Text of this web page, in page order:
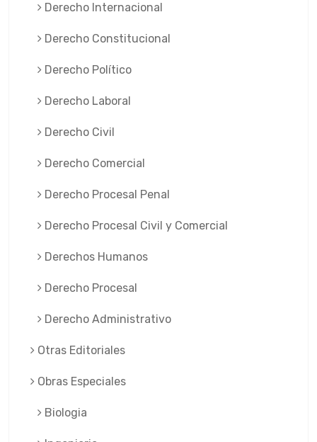
Derecho Internacional
Derecho Constitucional
Derecho Político
Derecho Laboral
Derecho Civil
Derecho Comercial
Derecho Procesal Penal
Derecho Procesal Civil y Comercial
Derechos Humanos
Derecho Procesal
Derecho Administrativo
Otras Editoriales
Obras Especiales
Biologia